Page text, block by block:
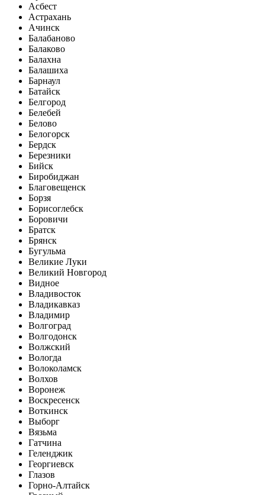
Асбест
Астрахань
Ачинск
Балабаново
Балаково
Балахна
Балашиха
Барнаул
Батайск
Белгород
Белебей
Белово
Белогорск
Бердск
Березники
Бийск
Биробиджан
Благовещенск
Борзя
Борисоглебск
Боровичи
Братск
Брянск
Бугульма
Великие Луки
Великий Новгород
Видное
Владивосток
Владикавказ
Владимир
Волгоград
Волгодонск
Волжский
Вологда
Волоколамск
Волхов
Воронеж
Воскресенск
Воткинск
Выборг
Вязьма
Гатчина
Геленджик
Георгиевск
Глазов
Горно-Алтайск